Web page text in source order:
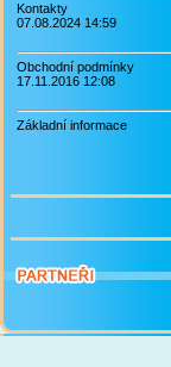
Kontakty
07.08.2024 14:59
Obchodní podmínky
17.11.2016 12:08
Základní informace